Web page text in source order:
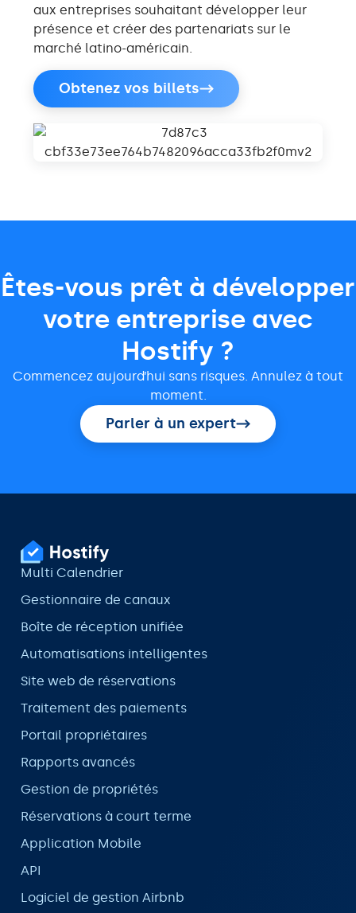
aux entreprises souhaitant développer leur
présence et créer des partenariats sur le
marché latino-américain.
Obtenez vos billets
Êtes-vous prêt à développer
votre entreprise avec
Hostify ?
Commencez aujourd’hui sans risques. Annulez à tout
moment.
Parler à un expert
Multi Calendrier
Gestionnaire de canaux
Boîte de réception unifiée
Automatisations intelligentes
Site web de réservations
Traitement des paiements
Portail propriétaires
Rapports avancés
Gestion de propriétés
Réservations à court terme
Application Mobile
API
Logiciel de gestion Airbnb